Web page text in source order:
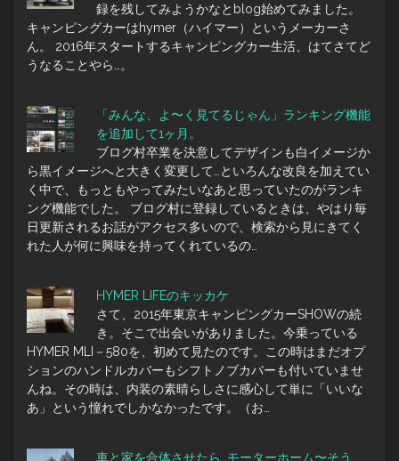
録を残してみようかなとblog始めてみました。
キャンピングカーはhymer（ハイマー）というメーカーさ
ん。 2016年スタートするキャンピングカー生活、はてさてど
うなることやら…。
「みんな、よ〜く見てるじゃん」ランキング機能
を追加して1ヶ月。
ブログ村卒業を決意してデザインも白イメージか
ら黒イメージへと大きく変更して…といろんな改良を加えてい
く中で、もっともやってみたいなあと思っていたのがランキ
ング機能でした。 ブログ村に登録しているときは、やはり毎
日更新されるお話がアクセス多いので、検索から見にきてく
れた人が何に興味を持ってくれているの…
HYMER LIFEのキッカケ
さて、2015年東京キャンピングカーSHOWの続
き。そこで出会いがありました。今乗っている
HYMER MLI－580を、初めて見たのです。この時はまだオプ
ションのハンドルカバーもシフトノブカバーも付いていませ
んね。その時は、内装の素晴らしさに感心して単に「いいな
あ」という憧れでしかなかったです。（お…
車と家を合体させたら…モーターホーム〜そう